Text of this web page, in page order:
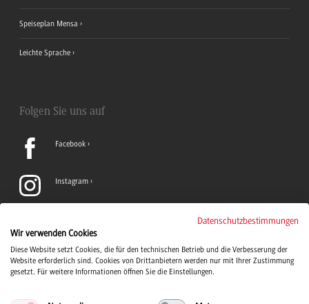
Speiseplan Mensa
Leichte Sprache
Folgen Sie uns auf
Facebook
Instagram
TikTok
Datenschutzbestimmungen
Wir verwenden Cookies
Diese Website setzt Cookies, die für den technischen Betrieb und die Verbesserung der
Website erforderlich sind. Cookies von Drittanbietern werden nur mit Ihrer Zustimmung
gesetzt. Für weitere Informationen öffnen Sie die Einstellungen.